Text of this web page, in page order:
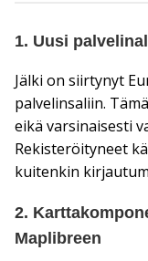
1. Uusi
Jälki on siirtynyt
palvelinsaliin.
eikä varsinaisesti
Rekisteröityneet
kuitenkin
2.
Maplibreen